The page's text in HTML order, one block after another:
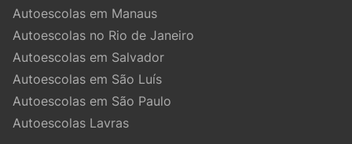
Autoescolas em Manaus
Autoescolas no Rio de Janeiro
Autoescolas em Salvador
Autoescolas em São Luís
Autoescolas em São Paulo
Autoescolas Lavras